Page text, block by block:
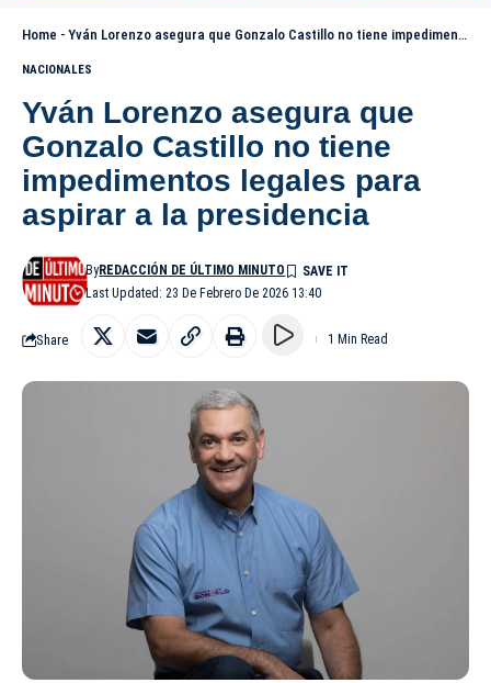
Home - Yván Lorenzo asegura que Gonzalo Castillo no tiene impedimentos legales para aspirar a la presidencia
NACIONALES
Yván Lorenzo asegura que
Gonzalo Castillo no tiene
impedimentos legales para
aspirar a la presidencia
Last Updated: 23 De Febrero De 2026 13:40
ByREDACCIÓN DE ÚLTIMO MINUTO
Share 1 Min Read